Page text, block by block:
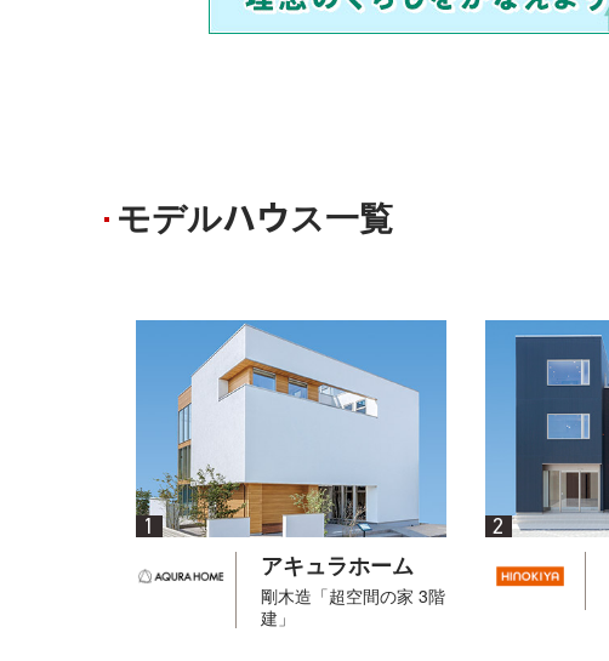
モデルハウス一覧
1
アキュラホーム
剛木造「超空間の家 3階
建」
2